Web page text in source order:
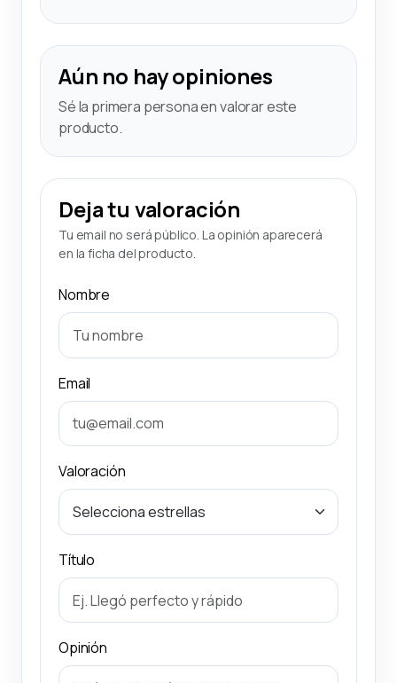
Aún no hay opiniones
Sé la primera persona en valorar este
producto.
Deja tu valoración
Tu email no será público. La opinión aparecerá
en la ficha del producto.
Nombre
Email
Valoración
Título
Opinión